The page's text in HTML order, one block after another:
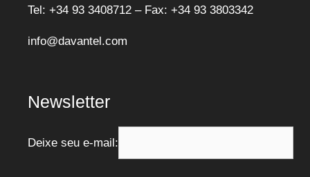
Tel: +34 93 3408712 – Fax: +34 93 3803342
info@davantel.com
Newsletter
Deixe seu e-mail: